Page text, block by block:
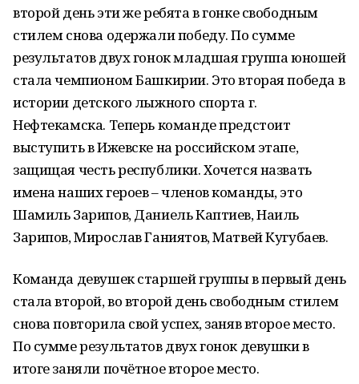
второй день эти же ребята в гонке свободным
стилем снова одержали победу. По сумме
результатов двух гонок младшая группа юношей
стала чемпионом Башкирии. Это вторая победа в
истории детского лыжного спорта г.
Нефтекамска. Теперь команде предстоит
выступить в Ижевске на российском этапе,
защищая честь республики. Хочется назвать
имена наших героев – членов команды, это
Шамиль Зарипов, Даниель Каптиев, Наиль
Зарипов, Мирослав Ганиятов, Матвей Кугубаев.
Команда девушек старшей группы в первый день
стала второй, во второй день свободным стилем
снова повторила свой успех, заняв второе место.
По сумме результатов двух гонок девушки в
итоге заняли почётное второе место.